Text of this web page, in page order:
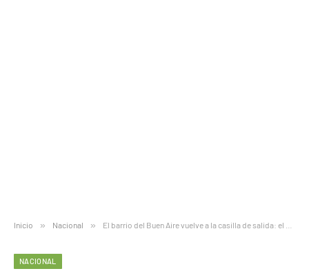
Inicio » Nacional » El barrio del Buen Aire vuelve a la casilla de salida: el TSJA tumba definitivamente el plan urbanístico
NACIONAL